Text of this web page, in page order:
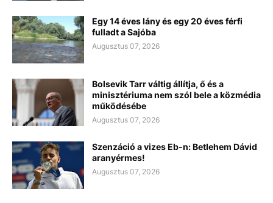
Egy 14 éves lány és egy 20 éves férfi
fulladt a Sajóba
Augusztus 07, 2026
Bolsevik Tarr váltig állítja, ő és a
minisztériuma nem szól bele a közmédia
működésébe
Augusztus 07, 2026
Szenzáció a vizes Eb-n: Betlehem Dávid
aranyérmes!
Augusztus 07, 2026